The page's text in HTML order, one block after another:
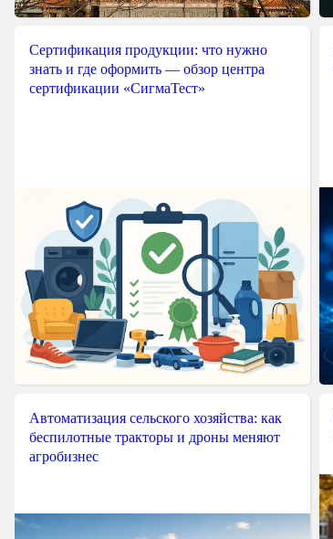
Сертификация продукции: что нужно
знать и где оформить — обзор центра
сертификации «СигмаТест»
Автоматизация сельского хозяйства: как
беспилотные тракторы и дроны меняют
агробизнес